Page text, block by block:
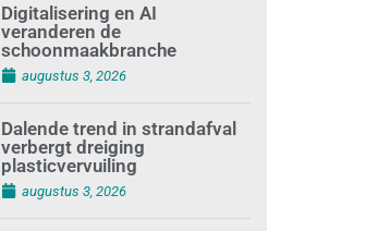
Digitalisering en AI
veranderen de
schoonmaakbranche
augustus 3, 2026
Dalende trend in strandafval
verbergt dreiging
plasticvervuiling